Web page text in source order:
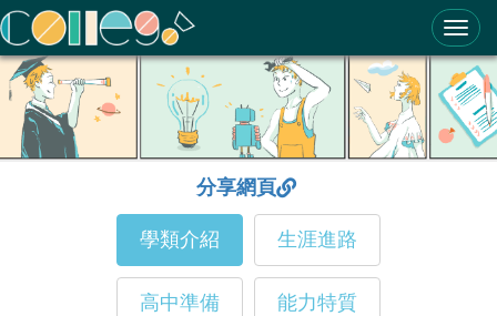
ColleGo! 大學選才與高中育才輔助系統
分享網頁
學類介紹 生涯進路
高中準備 能力特質